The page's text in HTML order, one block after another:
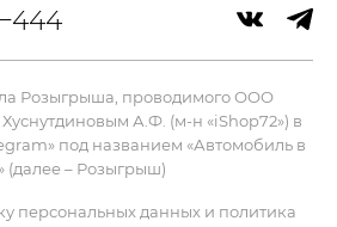
персональных данных и политика
Розыгрыша, проводимого ООО
А.Ф. (м-н «iShop72») в
под названием «Автомобиль в
(далее – Розыгрыш)